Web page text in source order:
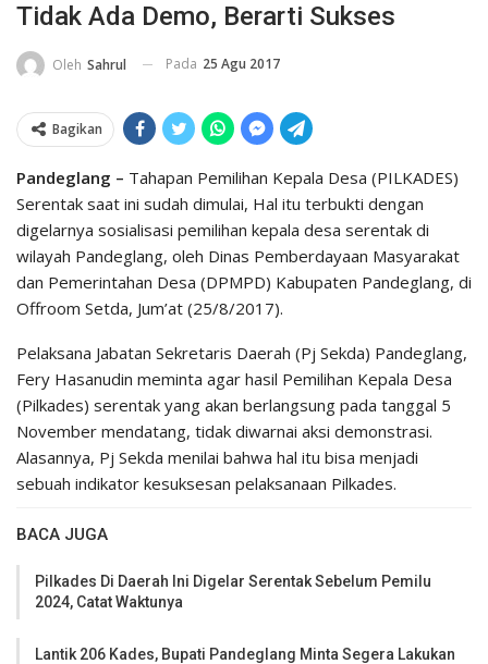
Tidak Ada Demo, Berarti Sukses
Oleh Sahrul Pada 25 Agu 2017
Bagikan
Pandeglang – Tahapan Pemilihan Kepala Desa (PILKADES)
Serentak saat ini sudah dimulai, Hal itu terbukti dengan
digelarnya sosialisasi pemilihan kepala desa serentak di
wilayah Pandeglang, oleh Dinas Pemberdayaan Masyarakat
dan Pemerintahan Desa (DPMPD) Kabupaten Pandeglang, di
Offroom Setda, Jum’at (25/8/2017).
Pelaksana Jabatan Sekretaris Daerah (Pj Sekda) Pandeglang,
Fery Hasanudin meminta agar hasil Pemilihan Kepala Desa
(Pilkades) serentak yang akan berlangsung pada tanggal 5
November mendatang, tidak diwarnai aksi demonstrasi.
Alasannya, Pj Sekda menilai bahwa hal itu bisa menjadi
sebuah indikator kesuksesan pelaksanaan Pilkades.
BACA JUGA
Pilkades Di Daerah Ini Digelar Serentak Sebelum Pemilu
2024, Catat Waktunya
Lantik 206 Kades, Bupati Pandeglang Minta Segera Lakukan